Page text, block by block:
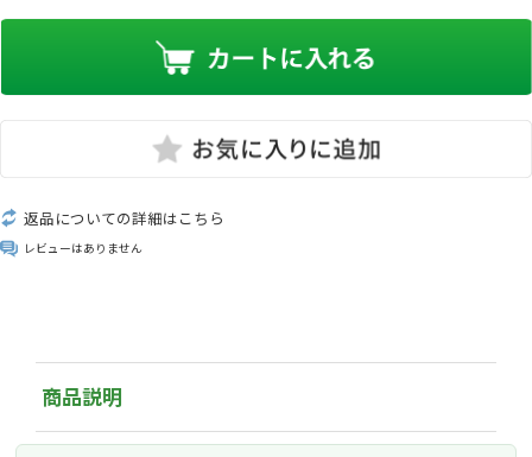
返品についての詳細はこちら
レビューはありません
商品説明